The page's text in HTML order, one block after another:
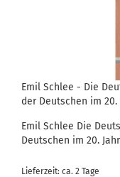
Emil Schlee - Die
der Deutschen im
Emil Schlee Die
Deutschen im 20.
Lieferzeit: ca. 2 Tage